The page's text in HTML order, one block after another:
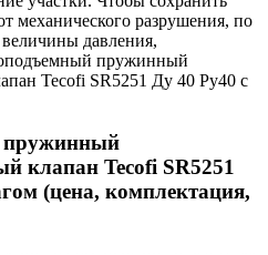
механического разрушения, по
давления,
пружинный
Tecofi SR5251 Ду 40 Ру40 с
пружинный
клапан Tecofi SR5251
(цена, комплектация,